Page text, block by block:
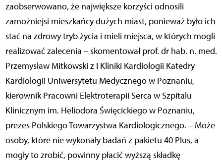
zaobserwowano, że największe korzyści odnosili
zamożniejsi mieszkańcy dużych miast, ponieważ było ich
stać na zdrowy tryb życia i mieli miejsca, w których mogli
realizować zalecenia – skomentował prof. dr hab. n. med.
Przemysław Mitkowski z I Kliniki Kardiologii Katedry
Kardiologii Uniwersytetu Medycznego w Poznaniu,
kierownik Pracowni Elektroterapii Serca w Szpitalu
Klinicznym im. Heliodora Święcickiego w Poznaniu,
prezes Polskiego Towarzystwa Kardiologicznego. – Może
osoby, które nie wykonały badań z pakietu 40 Plus, a
mogły to zrobić, powinny płacić wyższą składkę